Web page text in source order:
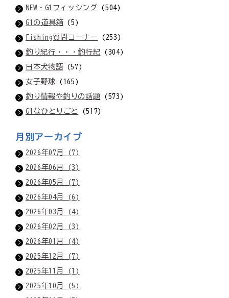
NEW・G1フィッシング(504)
G1の道具箱(5)
Fishing質問コーナー (253)
釣り紀行・・・釣行紀 (304)
日本犬物語(57)
女子野球 (165)
釣り情報や釣りの話題 (573)
G1なひとりごと
(517)
月別アーカイブ
2026年07月 (7)
2026年06月 (3)
2026年05月 (7)
2026年04月 (6)
2026年03月 (4)
2026年02月 (3)
2026年01月 (4)
2025年12月 (7)
2025年11月 (1)
2025年10月 (5)